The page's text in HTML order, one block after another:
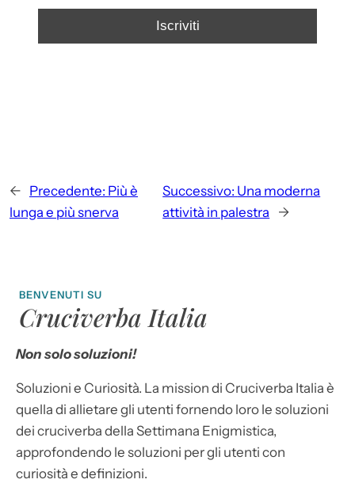
← Precedente: Più è
lunga e più snerva
Successivo: Una moderna
attività in palestra
→
BENVENUTI SU
Cruciverba Italia
Non solo soluzioni!
Soluzioni e Curiosità. La mission di Cruciverba Italia è
quella di allietare gli utenti fornendo loro le soluzioni
dei cruciverba della Settimana Enigmistica,
approfondendo le soluzioni per gli utenti con
curiosità e definizioni.